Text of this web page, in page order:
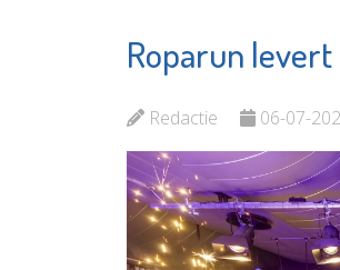
Roparun
Redactie 06-07-
Hospice de
Bekijk de pagina